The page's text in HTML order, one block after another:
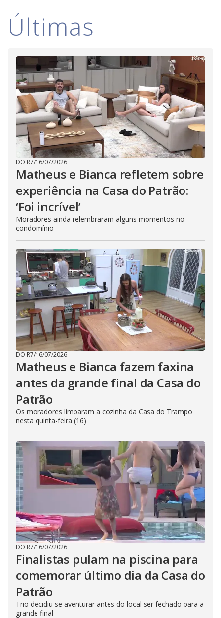
Últimas
DO R7/16/07/2026
Matheus e Bianca refletem sobre
experiência na Casa do Patrão:
‘Foi incrível’
Moradores ainda relembraram alguns momentos no
condomínio
DO R7/16/07/2026
Matheus e Bianca fazem faxina
antes da grande final da Casa do
Patrão
Os moradores limparam a cozinha da Casa do Trampo
nesta quinta-feira (16)
DO R7/16/07/2026
Finalistas pulam na piscina para
comemorar último dia da Casa do
Patrão
Trio decidiu se aventurar antes do local ser fechado para a
grande final